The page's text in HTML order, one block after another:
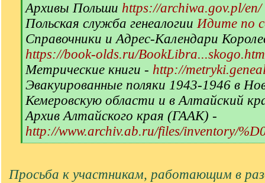
q
]
Архивы Польши https://archiwa.gov.pl/en/
Польская служба генеалогииИдите по
Справочники и Адрес-Календари
https://book-olds.ru/
Метрические книги - http://
Эвакуированные поляки 1943-1946 в
Кемеровскую области и в Алтайский
Архив Алтайского края (ГААК) -
http://www.archiv.ab.ru/files/inventory/
[
]
Просьба к участникам, работающим в